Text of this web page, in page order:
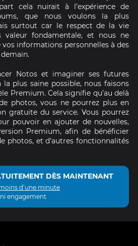
cela nuirait à l’expérience de
que nous voulons la plus
surtout car le respect de la vie
valeur fondamentale, et nous ne
informations personnelles à des
Notos et imaginer ses futures
plus saine possible, nous faisons
Premium. Cela signifie qu’au delà
photos, vous ne pourrez plus en
gratuite du service. Vous pourrez
pouvoir en ajouter de nouvelles,
Premium, afin de bénéficier
photos, et d’autres fonctionnalités
DÈS MAINTENANT
d’une minute
engagement